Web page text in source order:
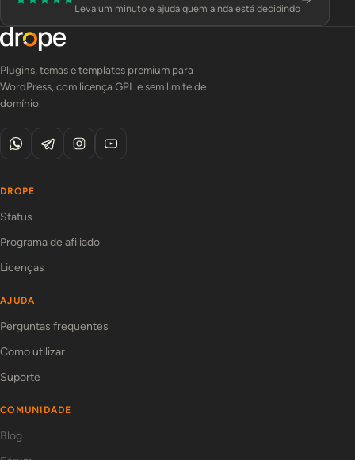
Leva um minuto e ajuda quem ainda está decidindo
Plugins, temas e templates premium para
WordPress, com licença GPL e sem limite de
domínio.
DROPE
Status
Programa de afiliado
Licenças
AJUDA
Perguntas frequentes
Como utilizar
Suporte
COMUNIDADE
Blog